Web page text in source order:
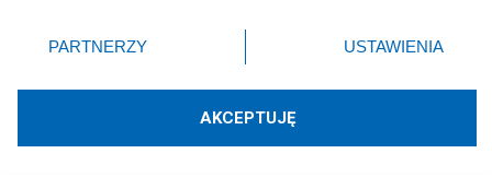
Technologię dostarcza:W3media.pl
zmienić/wycofać klikając przycisk ustawień prywatności
znajdujący się w lewym dolnym rogu strony
rodzaje przetwarzania danych nie wymagają zgody
użytkownika, ale masz prawo sprzeciwić się takiemu
PARTNERZY USTAWIENIA
AKCEPTUJĘ